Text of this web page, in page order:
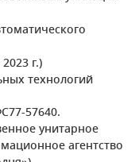
г.)
технологий
57640.
унитарное
агентство